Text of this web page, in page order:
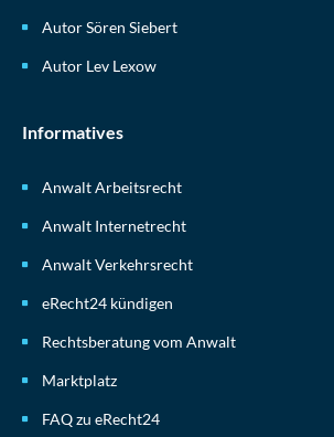
Autor Sören Siebert
Autor Lev Lexow
Informatives
Anwalt Arbeitsrecht
Anwalt Internetrecht
Anwalt Verkehrsrecht
eRecht24 kündigen
Rechtsberatung vom Anwalt
Marktplatz
FAQ zu eRecht24